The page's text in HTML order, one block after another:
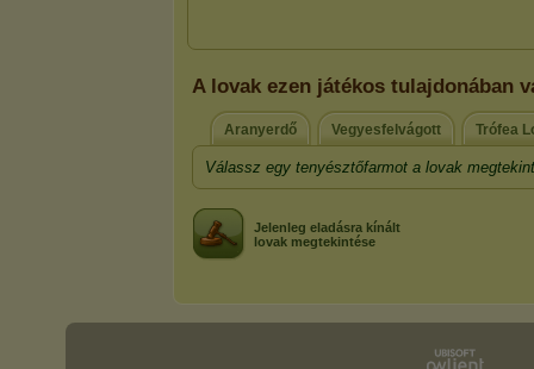
A lovak ezen játékos tulajdonában
Aranyerdő Vegyesfelvágott Trófea
Válassz egy tenyésztőfarmot a lovak
Jelenleg eladásra kínált
lovak megtekintése